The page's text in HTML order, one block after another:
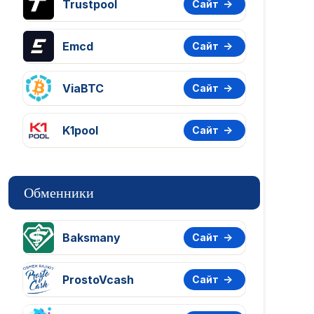
Trustpool Сайт
Emcd Сайт
ViaBTC Сайт
K1pool Сайт
Обменники
Baksmany Сайт
ProstoVcash Сайт